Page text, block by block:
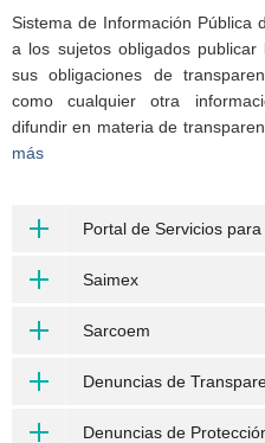
Sistema de Información Pública
a los sujetos obligados
sus obligaciones de
como cualquier otra
difundir en materia de
más
Portal de Servicios
Saimex
Sarcoem
Denuncias de
Denuncias de